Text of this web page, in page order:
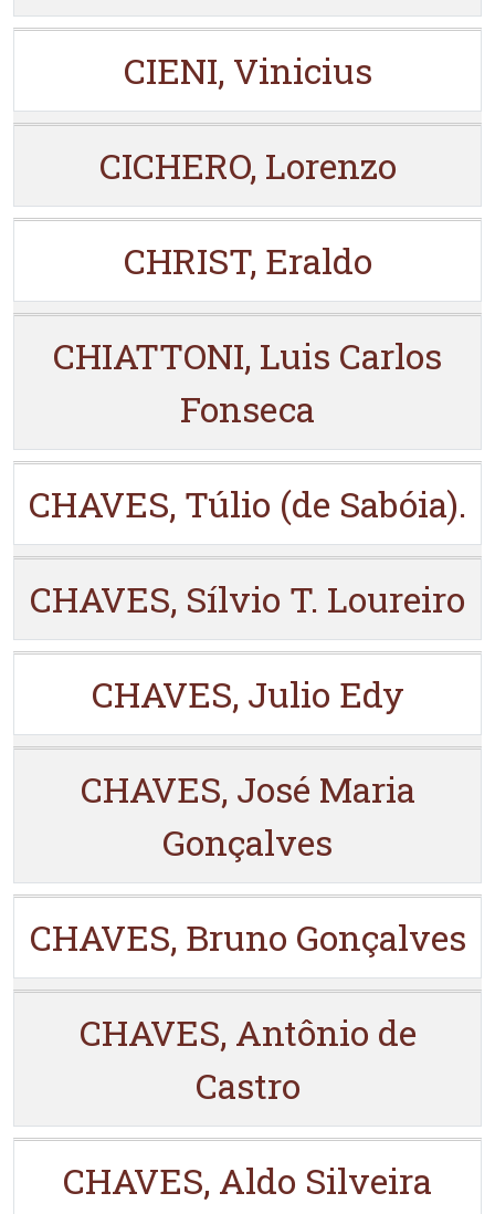
CIENI, Vinicius
CICHERO, Lorenzo
CHRIST, Eraldo
CHIATTONI, Luis Carlos
Fonseca
CHAVES, Túlio (de Sabóia).
CHAVES, Sílvio T. Loureiro
CHAVES, Julio Edy
CHAVES, José Maria
Gonçalves
CHAVES, Bruno Gonçalves
CHAVES, Antônio de
Castro
CHAVES, Aldo Silveira